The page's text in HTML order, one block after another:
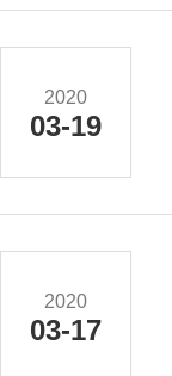
2020
03-19
2020
03-17